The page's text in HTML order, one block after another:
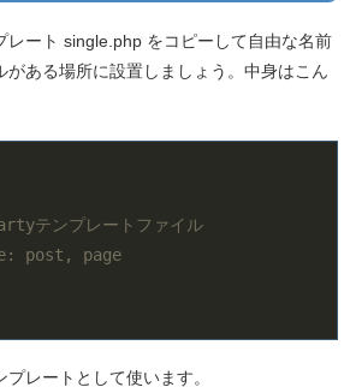
レート single.php をコピーして自由な名前
がある場所に設置しましょう。中身はこん
テンプレートファイル
post, page
レートとして使います。